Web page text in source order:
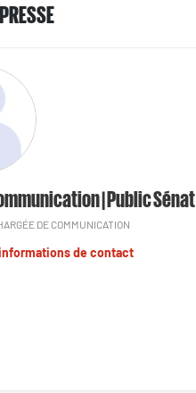
| Public Sénat
DE COMMUNICATION
de contact